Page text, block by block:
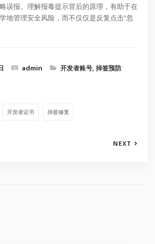
误报。理解报毒提示背后的原理，有助于在
地管理安全风险，而不仅仅是反复点击“忽
admin 开发者账号, 掉签预防
开发者证书 掉签修复
NEXT